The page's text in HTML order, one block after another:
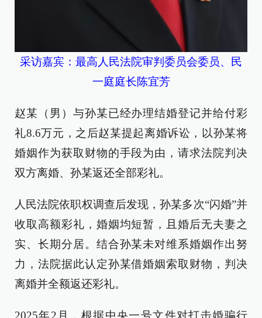
采访嘉宾：最高人民法院审判委员会委员、民
一庭庭长陈宜芳
赵某（男）与孙某已经办理结婚登记并给付彩
礼8.6万元，之后赵某提起离婚诉讼，以孙某将
婚姻作为获取财物的手段为由，请求法院判决
双方离婚、孙某返还全部彩礼。
人民法院依职权调查后发现，孙某多次“闪婚”并
收取高额彩礼，婚姻均短暂，且婚后无夫妻之
实、长期分居。结合孙某未对维系婚姻作出努
力，法院据此认定孙某借婚姻索取财物，判决
离婚并全额返还彩礼。
2025年2月，根据中央一号文件对打击婚骗行